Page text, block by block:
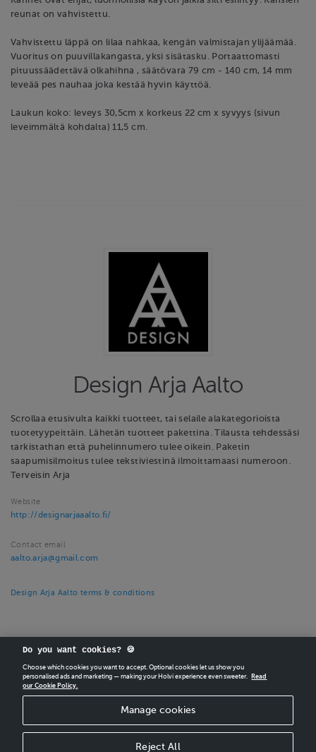
reunat on vahvistettu.
Vahvistettu läppä on lilaa nahkaa, kengän valmistajan ylijäämää.
Vuoritus on puuvillakangasta, yksi sisätasku. Portaattomasti
pituussäädettävä olkahihna , säätövara 79 cm - 140 cm, 14 mm
leveää pes nauhaa joka kestää hyvin käyttöä.
Laukun koko: leveys 30,5cm x korkeus 22 cm x syvyys (sivun
leveimmältä kohdalta) 11,5 cm.
Design Arja Aalto
Scrollaa etusivulta kaikki tuotteet, tai selaile alakategorioista
tuotetyypeittäin. Lähetän tuotteet pakettina. Tilausta tehdessäsi
tarkistathan että puhelinnumero tulee oikein. Paketin
saapumisilmoitus tulee tekstiviestinä ilmoittamaasi numeroon.
Terveisin Arja
Website
http://designarjaaalto.fi/
Contact email
aalto.arja@gmail.com
Design Arja Aalto terms & conditions
CREATEYOUR OWN HOLVI ONLINE STORE IN MINUTES.
Holvi Payment Services Ltd is regulated by the Financial Supervisory Authority of
Finland as an Authorised Payment Institution with license to operate in the
Do you want cookies? 🍪
Choose which cookies you want to accept. Optional cookies let us show you
personalised ads and marketing — making your Holvi experience even sweeter.
Read
our Cookie Policy.
Manage cookies
Reject All